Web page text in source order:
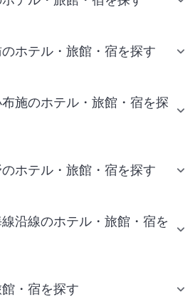
ホテル・旅館・宿を探す
施のホテル・旅館・宿を探
ホテル・旅館・宿を探す
沿線のホテル・旅館・宿を
・宿を探す